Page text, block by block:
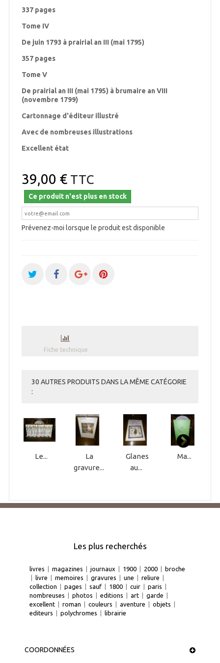
337 pages
Tome IV
De juin 1793 à prairial an III (mai 1795)
357 pages
Tome V
De prairial an III (mai 1795) à brumaire an VIII
(novembre 1799)
Cartonnage d'éditeur illustré
Avec de nombreuses illustrations
Excellent état
39,00 €TTC
Ce produit n'est plus en stock
Prévenez-moi lorsque le produit est disponible
Fiche technique
30 AUTRES PRODUITS DANS LA MÊME CATÉGORIE
:
Le...
La
gravure...
Glanes
au...
Ma...
Les plus recherchés
livres magazines journaux 1900 2000
broche
livre memoires gravures une reliure
collection
pages sauf 1800 cuir paris
nombreuses
photos editions art garde
excellent
roman couleurs aventure objets
editeurs
polychromes librairie
COORDONNÉES